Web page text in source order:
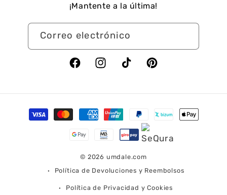
¡Mantente a la última!
Correo electrónico
FacebookInstagramTikTok Pinterest
Formas
de
© 2026 umdale.com
Política de Devoluciones y Reembolsos
Política de Privacidad y Cookies